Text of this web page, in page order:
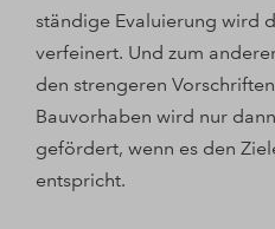
ständige Evaluierung wird
verfeinert. Und zum
den strengeren
Bauvorhaben wird nur
gefördert, wenn es den
entspricht.